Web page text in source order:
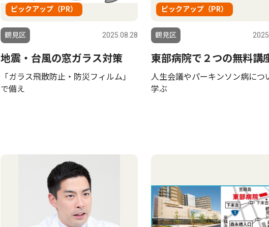
ピックアップ（PR）
鶴見区 2025.08.28
地震・台風の窓ガラス対策
「ガラス飛散防止・防災フィルム」
で備え
ピックアップ（PR）
鶴見区
東部病院で２つの無料講
人生会議やパーキンソン病につ
学ぶ